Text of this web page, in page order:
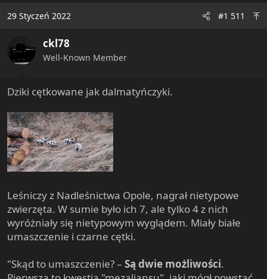
t
o
s
29 Styczeń 2022 #1 511
ckl78
Well-Known Member
Dziki cętkowane jak dalmatyńczyki.
Leśniczy z Nadleśnictwa Opole, nagrał nietypowe
zwierzęta. W sumie było ich 7, ale tylko 4 z nich
wyróżniały się nietypowym wyglądem. Miały białe
umaszczenie i czarne cętki.
"Skąd to umaszczenie? – Są dwie możliwości.